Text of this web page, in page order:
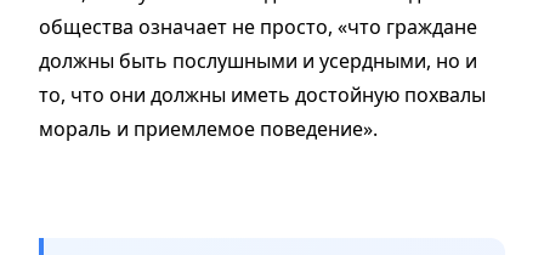
общества означает не просто, «что граждане
должны быть послушными и усердными, но и
то, что они должны иметь достойную похвалы
мораль и приемлемое поведение».